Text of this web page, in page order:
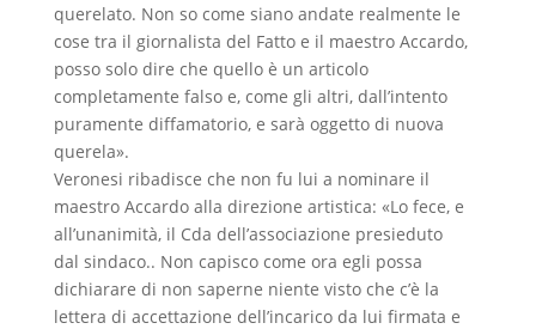
querelato. Non so come siano andate realmente le
cose tra il giornalista del Fatto e il maestro Accardo,
posso solo dire che quello è un articolo
completamente falso e, come gli altri, dall’intento
puramente diffamatorio, e sarà oggetto di nuova
querela».
Veronesi ribadisce che non fu lui a nominare il
maestro Accardo alla direzione artistica: «Lo fece, e
all’unanimità, il Cda dell’associazione presieduto
dal sindaco.. Non capisco come ora egli possa
dichiarare di non saperne niente visto che c’è la
lettera di accettazione dell’incarico da lui firmata e